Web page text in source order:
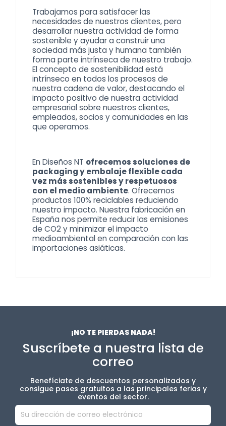
Trabajamos para satisfacer las
necesidades de nuestros clientes, pero
desarrollar nuestra actividad de forma
sostenible y ayudar a construir una
sociedad más justa y humana también
forma parte intrínseca de nuestro trabajo.
El concepto de sostenibilidad está
intrínseco en todos los procesos de
nuestra cadena de valor, destacando el
impacto positivo de nuestra actividad
empresarial sobre nuestros clientes,
empleados, socios y comunidades en las
que operamos.
En Diseños NT ofrecemos soluciones de
packaging y embalaje flexible cada
vez más sostenibles y respetuosos
con el medio ambiente. Ofrecemos
productos 100% reciclables reduciendo
nuestro impacto. Nuestra fabricación en
España nos permite reducir las emisiones
de CO2 y minimizar el impacto
medioambiental en comparación con las
importaciones asiáticas.
¡NO TE PIERDAS NADA!
Suscríbete a nuestra lista de
correo
Benefíciate de descuentos personalizados y
consigue pases gratuitos a las principales ferias y
eventos del sector.